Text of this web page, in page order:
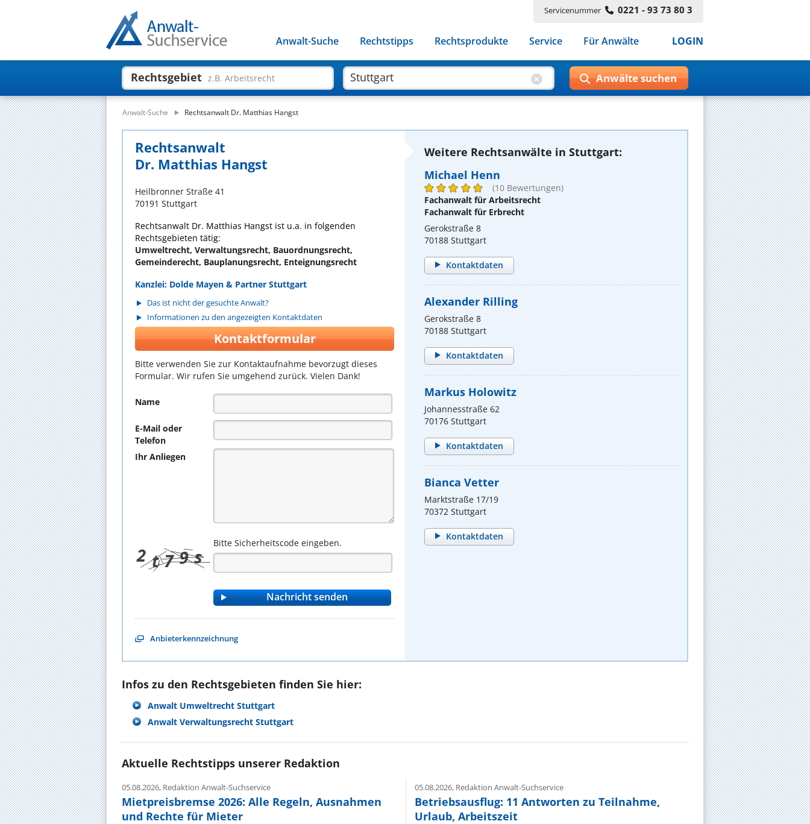
Servicenummer 0221 - 93 73 80 3
Anwalt-Suche Rechtstipps Rechtsprodukte Service Für Anwälte LOGIN
Rechtsgebiet z.B. Arbeitsrecht
Anwalt-Suche Rechtsanwalt Dr. Matthias Hangst
Rechtsanwalt
Dr. Matthias Hangst
Heilbronner Straße 41
70191 Stuttgart
Rechtsanwalt Dr. Matthias Hangst ist u.a. in folgenden
Rechtsgebieten tätig:
Umweltrecht, Verwaltungsrecht, Bauordnungsrecht,
Gemeinderecht, Bauplanungsrecht, Enteignungsrecht
Kanzlei: Dolde Mayen & Partner Stuttgart
Das ist nicht der gesuchte Anwalt?
Informationen zu den angezeigten Kontaktdaten
Kontaktformular
Bitte verwenden Sie zur Kontaktaufnahme bevorzugt dieses
Formular. Wir rufen Sie umgehend zurück. Vielen Dank!
Name
E-Mail oder
Telefon
Ihr Anliegen
Bitte Sicherheitscode eingeben.
Anbieterkennzeichnung
Weitere Rechtsanwälte in Stuttgart:
Michael Henn
(10 Bewertungen)
Fachanwalt für Arbeitsrecht
Fachanwalt für Erbrecht
Gerokstraße 8
70188 Stuttgart
Kontaktdaten
Alexander Rilling
Gerokstraße 8
70188 Stuttgart
Kontaktdaten
Markus Holowitz
Johannesstraße 62
70176 Stuttgart
Kontaktdaten
Bianca Vetter
Marktstraße 17/19
70372 Stuttgart
Kontaktdaten
Infos zu den Rechtsgebieten finden Sie hier:
Anwalt Umweltrecht Stuttgart
Anwalt Verwaltungsrecht Stuttgart
Aktuelle Rechtstipps unserer Redaktion
05.08.2026, Redaktion Anwalt-Suchservice
Mietpreisbremse 2026: Alle Regeln, Ausnahmen
und Rechte für Mieter
05.08.2026,Redaktion Anwalt-Suchservice
Betriebsausflug: 11 Antworten zu Teilnahme,
Urlaub, Arbeitszeit